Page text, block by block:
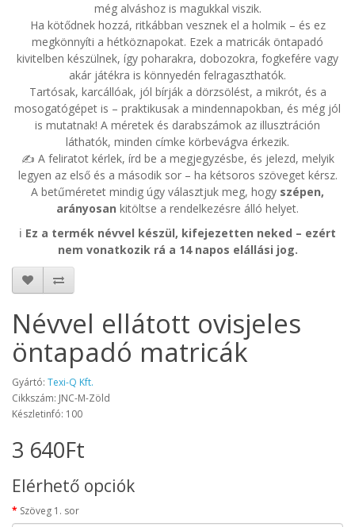
még alváshoz is magukkal viszik.
Ha kötődnek hozzá, ritkábban vesznek el a holmik – és ez
megkönnyíti a hétköznapokat. Ezek a matricák öntapadó
kivitelben készülnek, így poharakra, dobozokra, fogkefére vagy
akár játékra is könnyedén felragaszthatók.
Tartósak, karcállóak, jól bírják a dörzsölést, a mikrót, és a
mosogatógépet is – praktikusak a mindennapokban, és még jól
is mutatnak! A méretek és darabszámok az illusztráción
láthatók, minden címke körbevágva érkezik.
✍️ A feliratot kérlek, írd be a megjegyzésbe, és jelezd, melyik
legyen az első és a második sor – ha kétsoros szöveget kérsz.
A betűméretet mindig úgy választjuk meg, hogy szépen,
arányosan kitöltse a rendelkezésre álló helyet.
ℹ️ Ez a termék névvel készül, kifejezetten neked – ezért
nem vonatkozik rá a 14 napos elállási jog.
Névvel ellátott ovisjeles
öntapadó matricák
Gyártó: Texi-Q Kft.
Cikkszám: JNC-M-Zöld
Készletinfó: 100
3 640Ft
Elérhető opciók
Szöveg 1. sor